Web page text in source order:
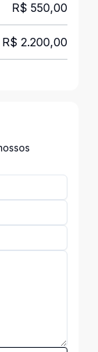
R$ 550,00
R$ 2.200,00